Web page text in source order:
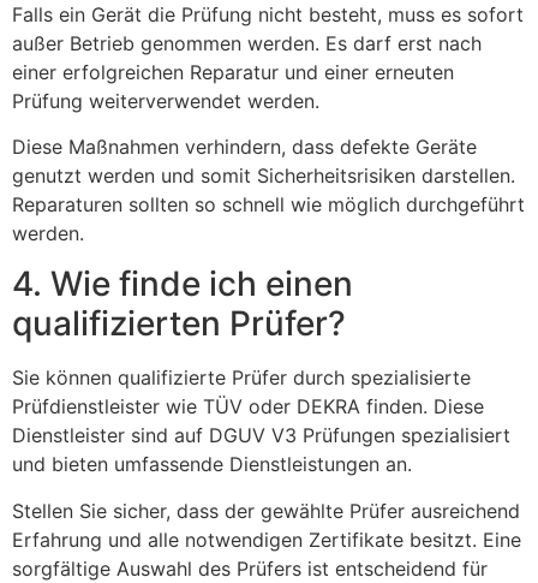
Falls ein Gerät die Prüfung nicht besteht, muss es sofort
außer Betrieb genommen werden. Es darf erst nach
einer erfolgreichen Reparatur und einer erneuten
Prüfung weiterverwendet werden.
Diese Maßnahmen verhindern, dass defekte Geräte
genutzt werden und somit Sicherheitsrisiken darstellen.
Reparaturen sollten so schnell wie möglich durchgeführt
werden.
4. Wie finde ich einen
qualifizierten Prüfer?
Sie können qualifizierte Prüfer durch spezialisierte
Prüfdienstleister wie TÜV oder DEKRA finden. Diese
Dienstleister sind auf DGUV V3 Prüfungen spezialisiert
und bieten umfassende Dienstleistungen an.
Stellen Sie sicher, dass der gewählte Prüfer ausreichend
Erfahrung und alle notwendigen Zertifikate besitzt. Eine
sorgfältige Auswahl des Prüfers ist entscheidend für